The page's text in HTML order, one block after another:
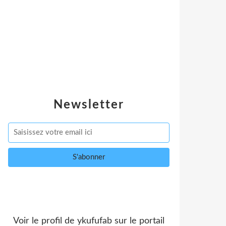
Newsletter
Voir le profil de ykufufab sur le portail